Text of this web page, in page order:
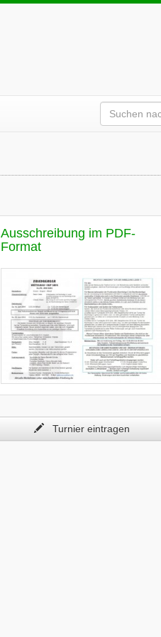
Ausschreibung im PDF-
Format
Turnier eintragen